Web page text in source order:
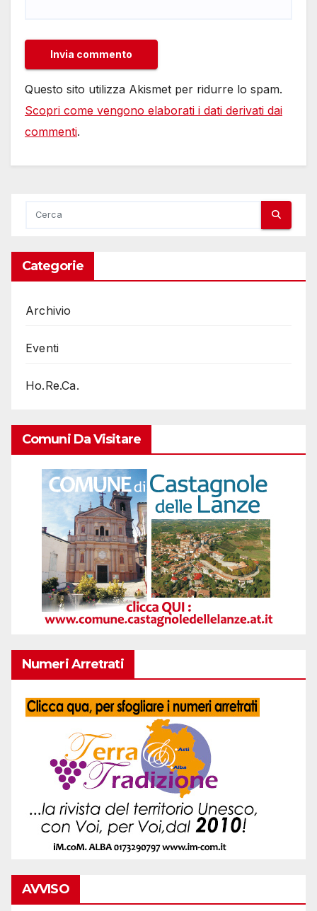
Questo sito utilizza Akismet per ridurre lo spam.
Scopri come vengono elaborati i dati derivati dai
commenti.
Categorie
Archivio
Eventi
Ho.Re.Ca.
Comuni Da Visitare
Numeri Arretrati
AVVISO